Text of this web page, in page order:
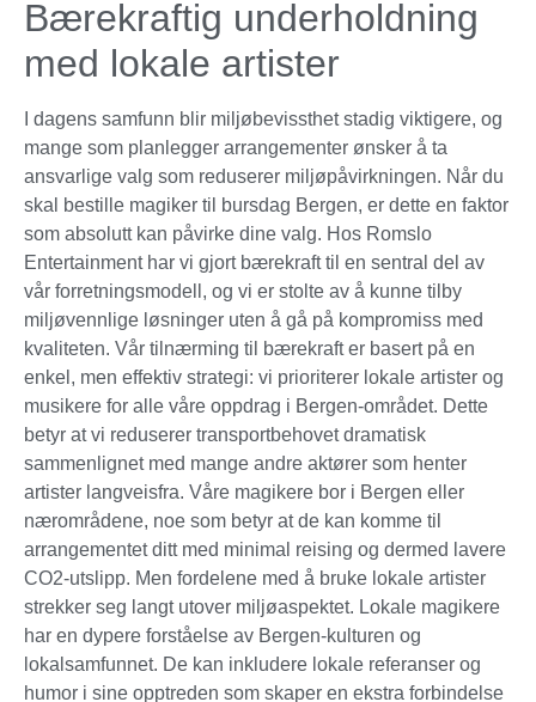
Bærekraftig underholdning
med lokale artister
I dagens samfunn blir miljøbevissthet stadig viktigere, og
mange som planlegger arrangementer ønsker å ta
ansvarlige valg som reduserer miljøpåvirkningen. Når du
skal bestille magiker til bursdag Bergen, er dette en faktor
som absolutt kan påvirke dine valg. Hos Romslo
Entertainment har vi gjort bærekraft til en sentral del av
vår forretningsmodell, og vi er stolte av å kunne tilby
miljøvennlige løsninger uten å gå på kompromiss med
kvaliteten. Vår tilnærming til bærekraft er basert på en
enkel, men effektiv strategi: vi prioriterer lokale artister og
musikere for alle våre oppdrag i Bergen-området. Dette
betyr at vi reduserer transportbehovet dramatisk
sammenlignet med mange andre aktører som henter
artister langveisfra. Våre magikere bor i Bergen eller
nærområdene, noe som betyr at de kan komme til
arrangementet ditt med minimal reising og dermed lavere
CO2-utslipp. Men fordelene med å bruke lokale artister
strekker seg langt utover miljøaspektet. Lokale magikere
har en dypere forståelse av Bergen-kulturen og
lokalsamfunnet. De kan inkludere lokale referanser og
humor i sine opptreden som skaper en ekstra forbindelse